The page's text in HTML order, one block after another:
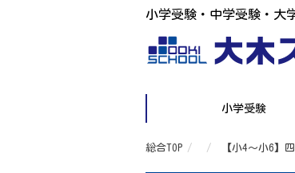
小学受験・中学受験・大
小学受験
総合TOP 【小4～小6】